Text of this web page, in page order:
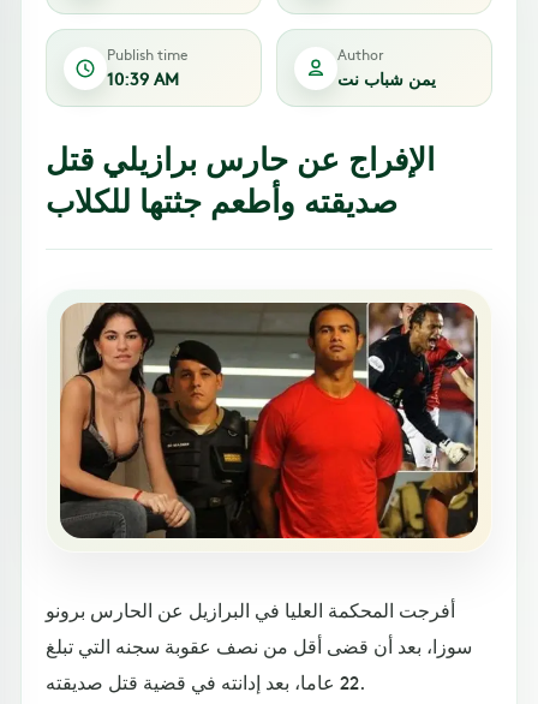
Publish time
10:39 AM
Author
يمن شباب نت
الإفراج عن حارس برازيلي قتل
صديقته وأطعم جثتها للكلاب
أفرجت المحكمة العليا في البرازيل عن الحارس برونو
سوزا، بعد أن قضى أقل من نصف عقوبة سجنه التي تبلغ
22 عاما، بعد إدانته في قضية قتل صديقته.